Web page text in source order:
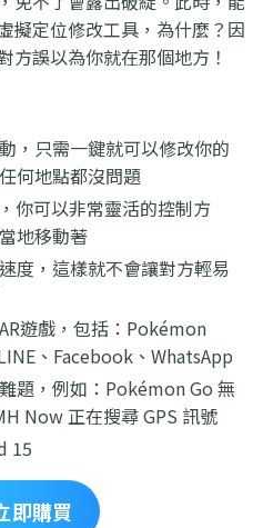
擬定位修改工具，為什麼？因
方誤以為你就在那個地方！
，只需一鍵就可以修改你的
何地點都沒問題
你可以非常靈活的控制方
地移動著
度，這樣就不會讓對方輕易
遊戲，包括：Pokémon
、Facebook、WhatsApp
題，例如：Pokémon Go 無
Now 正在搜尋 GPS 訊號
15
即購買